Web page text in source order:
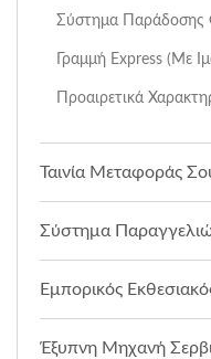
Σύστημα Παράδοσης
Γραμμή Express (Με
Προαιρετικά
Ταινία Μεταφοράς
Σύστημα
Εμπορικός
Έξυπνη Μηχανή